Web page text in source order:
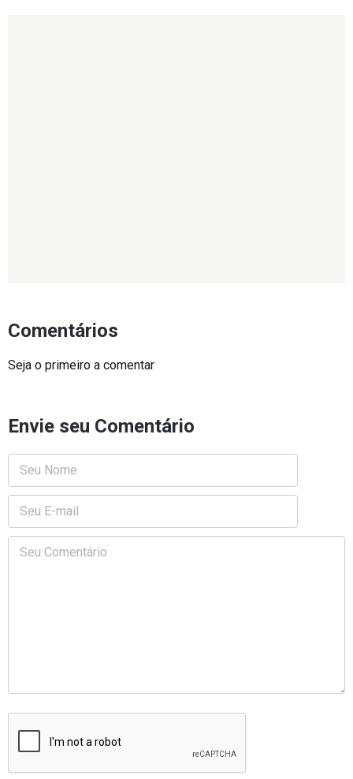
Comentários
Seja o primeiro a comentar
Envie seu Comentário